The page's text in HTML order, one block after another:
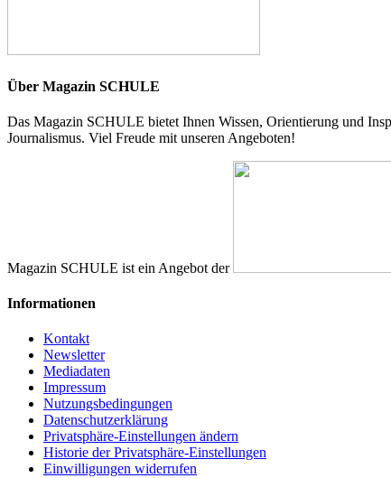
Über Magazin SCHULE
Das Magazin SCHULE bietet Ihnen Wissen, Orientierung und
Journalismus. Viel Freude mit unseren Angeboten!
Magazin SCHULE ist ein Angebot der
Informationen
Kontakt
Newsletter
Mediadaten
Impressum
Nutzungsbedingungen
Datenschutzerklärung
Privatsphäre-Einstellungen ändern
Historie der Privatsphäre-Einstellungen
Einwilligungen widerrufen